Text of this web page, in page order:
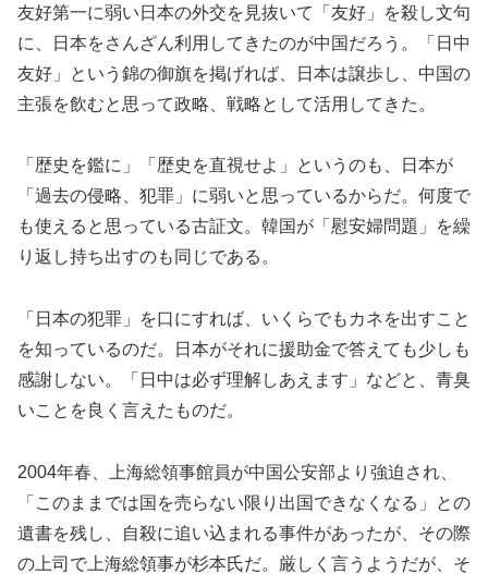
友好第一に弱い日本の外交を見抜いて「友好」を殺し文句
に、日本をさんざん利用してきたのが中国だろう。「日中
友好」という錦の御旗を掲げれば、日本は譲歩し、中国の
主張を飲むと思って政略、戦略として活用してきた。
「歴史を鑑に」「歴史を直視せよ」というのも、日本が
「過去の侵略、犯罪」に弱いと思っているからだ。何度で
も使えると思っている古証文。韓国が「慰安婦問題」を繰
り返し持ち出すのも同じである。
「日本の犯罪」を口にすれば、いくらでもカネを出すこと
を知っているのだ。日本がそれに援助金で答えても少しも
感謝しない。「日中は必ず理解しあえます」などと、青臭
いことを良く言えたものだ。
2004年春、上海総領事館員が中国公安部より強迫され、
「このままでは国を売らない限り出国できなくなる」との
遺書を残し、自殺に追い込まれる事件があったが、その際
の上司で上海総領事が杉本氏だ。厳しく言うようだが、そ